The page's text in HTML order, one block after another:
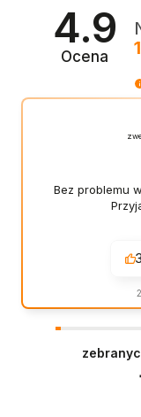
4.9
Ocena
Bez problemu
3